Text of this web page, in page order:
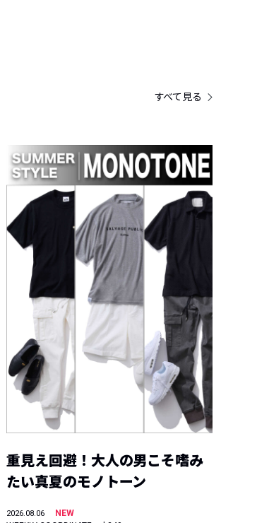
すべて見る
重見え回避！大人の男こそ嗜み
たい真夏のモノトーン
2026.08.06
NEW